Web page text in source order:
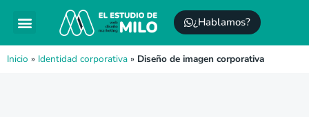
¿Hablamos?
Inicio » Identidad corporativa » Diseño de imagen corporativa